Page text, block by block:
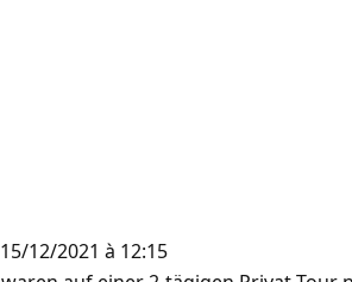
15/12/2021 à 12:15